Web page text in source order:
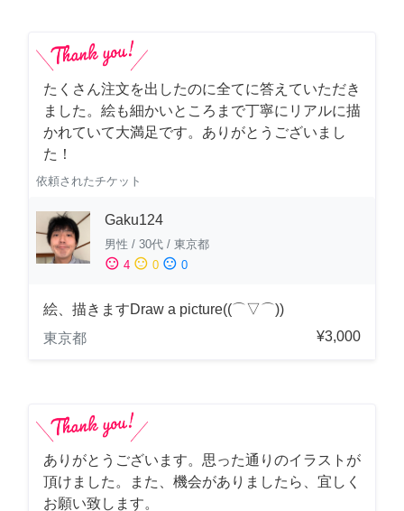
たくさん注文を出したのに全てに答えていただき
ました。絵も細かいところまで丁寧にリアルに描
かれていて大満足です。ありがとうございまし
た！
依頼されたチケット
Gaku124
男性 / 30代 / 東京都
sentiment_satisfied 4 sentiment_neutral 0 sentiment_dissatisfied 0
絵、描きますDraw a picture((⌒▽⌒))
東京都
¥3,000
ありがとうございます。思った通りのイラストが
頂けました。また、機会がありましたら、宜しく
お願い致します。